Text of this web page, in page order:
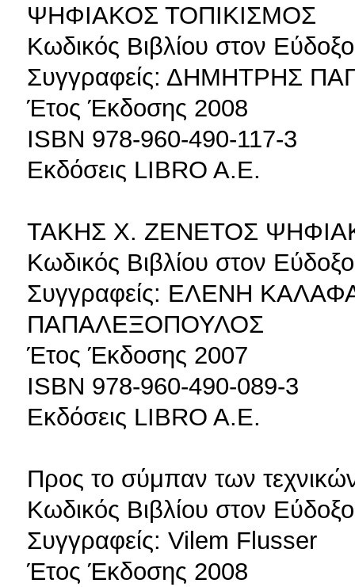
ΨΗΦΙΑΚΟΣ ΤΟΠΙΚΙΣΜΟΣ
Κωδικός Βιβλίου στον
Συγγραφείς: ΔΗΜΗΤΡΗΣ
Έτος Έκδοσης 2008
ISBN 978-960-490-117-3
Εκδόσεις LIBRO A.E.
ΤΑΚΗΣ Χ. ΖΕΝΕΤΟΣ
Κωδικός Βιβλίου στον
Συγγραφείς: ΕΛΕΝΗ
ΠΑΠΑΛΕΞΟΠΟΥΛΟΣ
Έτος Έκδοσης 2007
ISBN 978-960-490-089-3
Εκδόσεις LIBRO A.E.
Προς το σύμπαν των
Κωδικός Βιβλίου στον
Συγγραφείς: Vilem Flusser
Έτος Έκδοσης 2008